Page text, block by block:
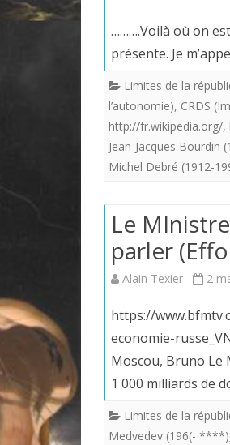
……….Voilà où on
présente. Je
Limites de la
l’autonomie), CRDS
http://fr.wikipedia.org/,
Jean-Jacques
Michel Debré (1912-
Le
parler
Alain Texier 2
https://
economie-
Moscou, Bruno Le
1 000 milliards de
Limites de la
Medvedev (196(- ****)